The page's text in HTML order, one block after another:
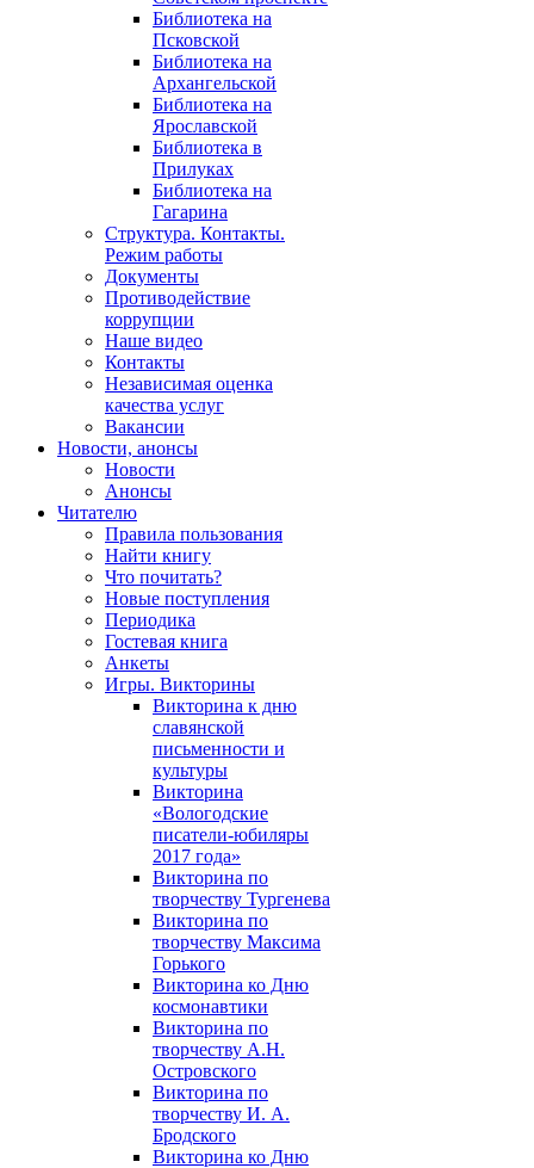
Библиотека на
Псковской
Библиотека на
Архангельской
Библиотека на
Ярославской
Библиотека в
Прилуках
Библиотека на
Гагарина
Структура. Контакты.
Режим работы
Документы
Противодействие
коррупции
Наше видео
Контакты
Независимая оценка
качества услуг
Вакансии
Новости, анонсы
Новости
Анонсы
Читателю
Правила пользования
Найти книгу
Что почитать?
Новые поступления
Периодика
Гостевая книга
Анкеты
Игры. Викторины
Викторина к дню
славянской
письменности и
культуры
Викторина
«Вологодские
писатели-юбиляры
2017 года»
Викторина по
творчеству Тургенева
Викторина по
творчеству Максима
Горького
Викторина ко Дню
космонавтики
Викторина по
творчеству А.Н.
Островского
Викторина по
творчеству И. А.
Бродского
Викторина ко Дню